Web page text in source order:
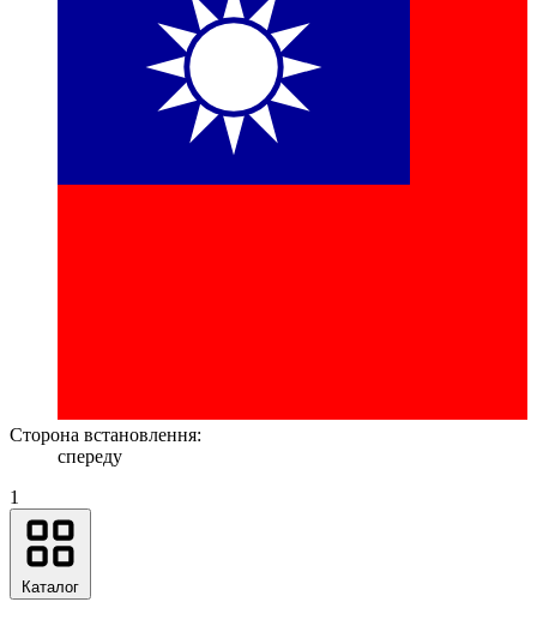
Сторона встановлення:
спереду
1
Каталог